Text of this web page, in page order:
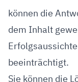
können die
dem Inhalt
beeinträchtigt.
Sie können die